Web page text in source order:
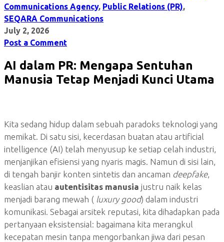
Communications Agency, Public Relations (PR),
SEQARA Communications
July 2, 2026
Post a Comment
AI dalam PR: Mengapa Sentuhan
Manusia Tetap Menjadi Kunci Utama
Kita sedang hidup dalam sebuah paradoks teknologi yang
memikat. Di satu sisi, kecerdasan buatan atau artificial
intelligence (AI) telah menyusup ke setiap celah industri,
menjanjikan efisiensi yang nyaris magis. Namun di sisi lain,
di tengah banjir konten sintetis dan ancaman deepfake,
keaslian atau autentisitas manusia justru naik kelas
menjadi barang mewah ( luxury good) dalam industri
komunikasi. Sebagai arsitek reputasi, kita dihadapkan pada
pertanyaan eksistensial: bagaimana kita merangkul
kecepatan mesin tanpa mengorbankan jiwa dari pesan